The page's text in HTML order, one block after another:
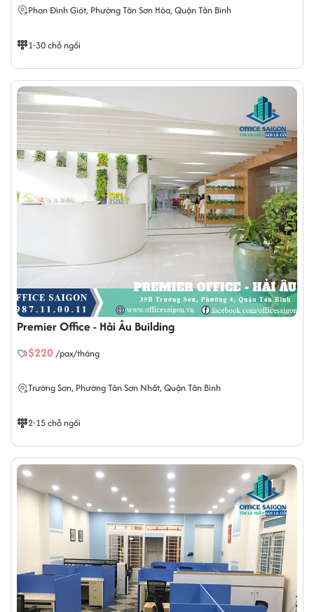
Phan Đình Giót, Phường Tân Sơn Hòa, Quận Tân Bình
1-30 chỗ ngồi
Premier Office - Hải Âu Building
$220/pax/tháng
Trường Sơn, Phường Tân Sơn Nhất, Quận Tân Bình
2-15 chỗ ngồi